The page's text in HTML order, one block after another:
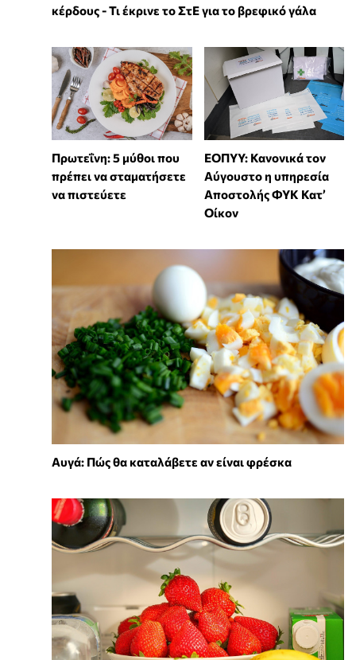
κέρδους - Τι έκρινε το ΣτΕ για το βρεφικό γάλα
Πρωτεΐνη: 5 μύθοι που
πρέπει να σταματήσετε
να πιστεύετε
ΕΟΠΥΥ: Κανονικά τον
Αύγουστο η υπηρεσία
Αποστολής ΦΥΚ Κατ’
Οίκον
Αυγά: Πώς θα καταλάβετε αν είναι φρέσκα